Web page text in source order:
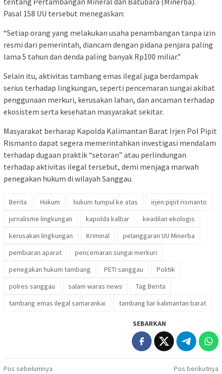
Pasal 158 UU tersebut menegaskan:
“Setiap orang yang melakukan usaha penambangan tanpa izin
resmi dari pemerintah, diancam dengan pidana penjara paling
lama 5 tahun dan denda paling banyak Rp100 miliar.”
Selain itu, aktivitas tambang emas ilegal juga berdampak
serius terhadap lingkungan, seperti pencemaran sungai akibat
penggunaan merkuri, kerusakan lahan, dan ancaman terhadap
ekosistem serta kesehatan masyarakat sekitar.
Masyarakat berharap Kapolda Kalimantan Barat Irjen Pol Pipit
Rismanto dapat segera memerintahkan investigasi mendalam
terhadap dugaan praktik “setoran” atau perlindungan
terhadap aktivitas ilegal tersebut, demi menjaga marwah
penegakan hukum di wilayah Sanggau.
Berita Hukum hukum tumpul ke atas
irjen pipit rismanto
jurnalisme lingkungan
kapolda kalbar
keadilan ekologis
kerusakan lingkungan
Kriminal
pelanggaran UU Minerba
pembiaran aparat
pencemaran sungai merkuri
penegakan hukum tambang
PETI sanggau
Politik
polres sanggau
salam waras news
Tag Berita
tambang emas ilegal samarankai
tambang liar kalimantan barat
SEBARKAN
Navigasi
Pos sebelumnya Pos berikutnya